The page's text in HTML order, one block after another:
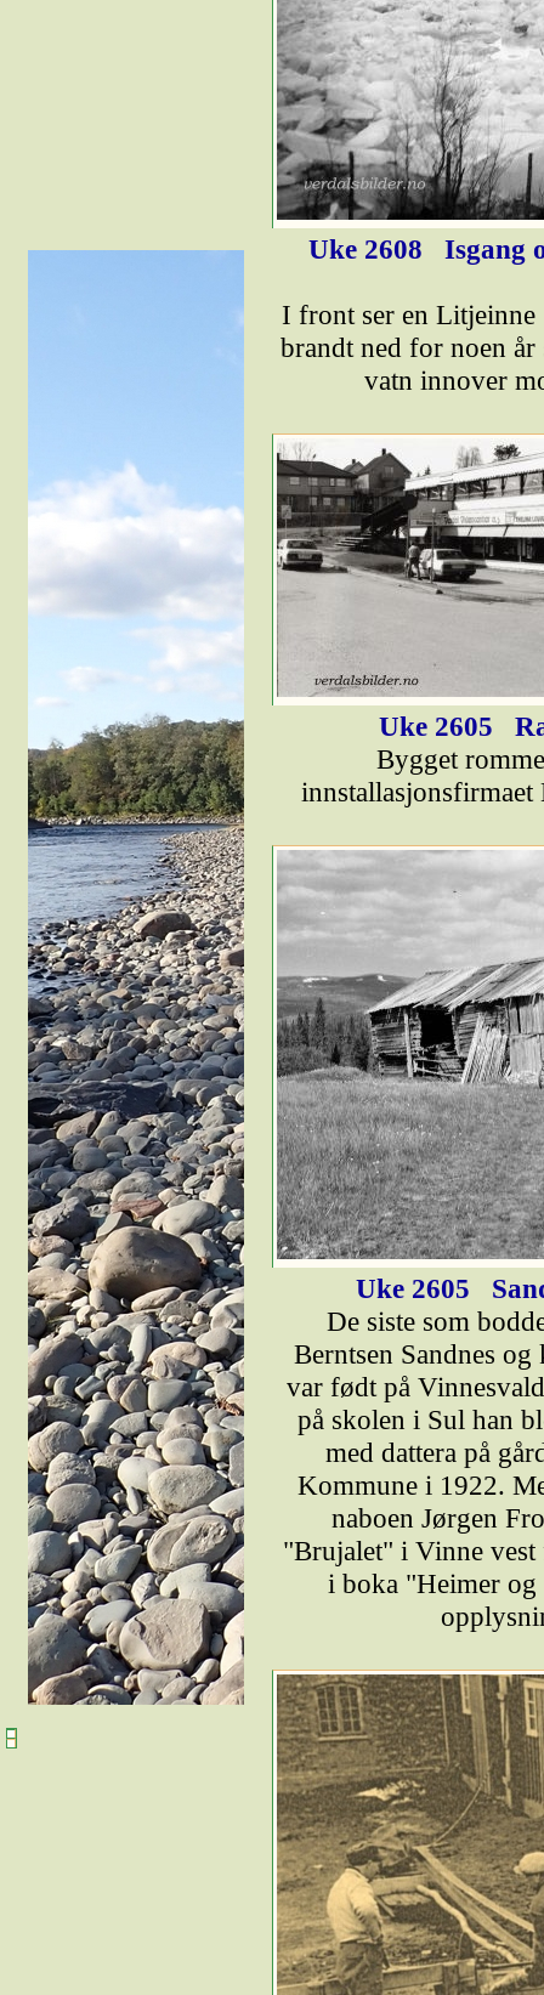
Uke 2608 Isgang
I front ser en Litjeinne
brandt ned for noen år
vatn innover
Uke 2605
Bygget
Uke 2605
De siste som
Berntsen Sandnes
var født på
på skolen i Sul han
med dattera på
Kommune i 1922.
naboen Jørgen
"Brujalet" i Vinne
i boka "Heimer